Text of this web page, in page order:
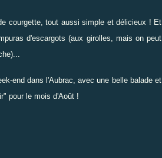
courgette, tout aussi simple et délicieux ! Et
d'escargots (aux girolles, mais on peut
)...
end dans l'Aubrac, avec une belle balade et
pour le mois d'Août !